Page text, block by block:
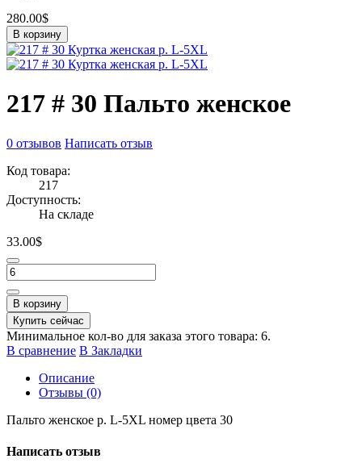
280.00$
В корзину
217 # 30 Пальто женское
0 отзывов Написать отзыв
Код товара:
217
Доступность:
На складе
33.00$
В корзину
Купить сейчас
Минимальное кол-во для заказа этого товара: 6.
В сравнение В Закладки
Описание
Отзывы (0)
Пальто женское p. L-5XL номер цвета 30
Написать отзыв